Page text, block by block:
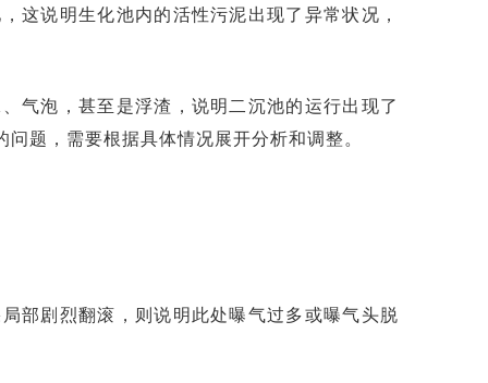
这说明生化池内的活性污泥出现了异常状况，
气泡，甚至是浮渣，说明二沉池的运行出现了
题，需要根据具体情况展开分析和调整。
部剧烈翻滚，则说明此处曝气过多或曝气头脱